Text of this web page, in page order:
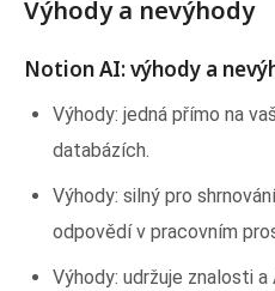
Výhody a nevýhody
Notion AI: výhody a
Výhody: jedná přímo na
databázích.
Výhody: silný pro
odpovědí v pracovním
Výhody: udržuje znalosti